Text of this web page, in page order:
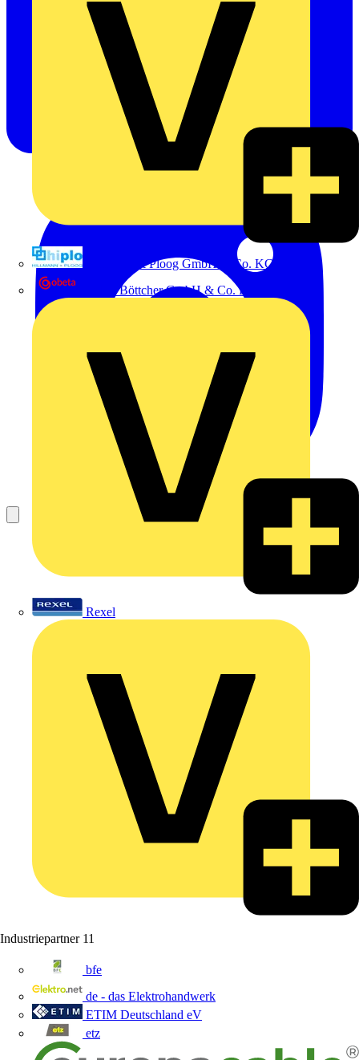
Hillmann & Ploog GmbH & Co. KG
Oskar Böttcher GmbH & Co. KG
Rexel
Industriepartner 11
bfe
de - das Elektrohandwerk
ETIM Deutschland eV
etz